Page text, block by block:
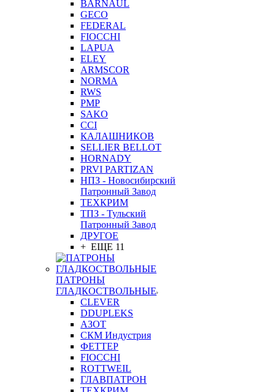
BARNAUL
GEСO
FEDERAL
FIOCCHI
LAPUA
ELEY
ARMSCOR
NORMA
RWS
PMP
SAKO
CCI
КАЛАШНИКОВ
SELLIER BELLOT
HORNADY
PRVI PARTIZAN
НПЗ - Новосибирский
Патронный Завод
ТЕХКРИМ
ТПЗ - Тульский
Патронный Завод
ДРУГОЕ
+ ЕЩЕ 11
ПАТРОНЫ
ГЛАДКОСТВОЛЬНЫЕ
CLEVER
DDUPLEKS
АЗОТ
СКМ Индустрия
ФЕТТЕР
FIOCCHI
ROTTWEIL
ГЛАВПАТРОН